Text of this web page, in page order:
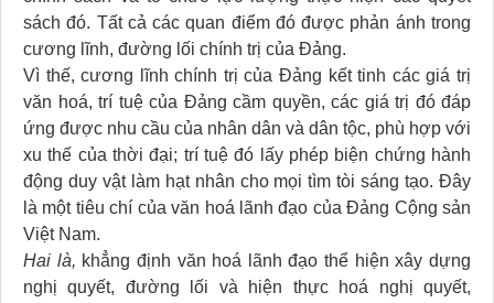
sách đó. Tất cả các quan điểm đó được phản ánh trong
cương lĩnh, đường lối chính trị của Đảng.
Vì thế, cương lĩnh chính trị của Đảng kết tinh các giá trị
văn hoá, trí tuệ của Đảng cầm quyền, các giá trị đó đáp
ứng được nhu cầu của nhân dân và dân tộc, phù hợp với
xu thế của thời đại; trí tuệ đó lấy phép biện chứng hành
động duy vật làm hạt nhân cho mọi tìm tòi sáng tạo. Đây
là một tiêu chí của văn hoá lãnh đạo của Đảng Cộng sản
Việt Nam.
Hai là, khẳng định văn hoá lãnh đạo thể hiện xây dựng
nghị quyết, đường lối và hiện thực hoá nghị quyết,